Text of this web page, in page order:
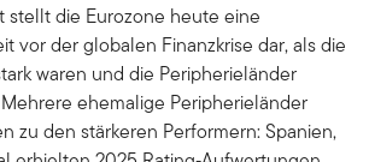
stellt die Eurozone heute eine
vor der globalen Finanzkrise dar, als die
waren und die Peripherieländer
ehemalige Peripherieländer
zu den stärkeren Performern: Spanien,